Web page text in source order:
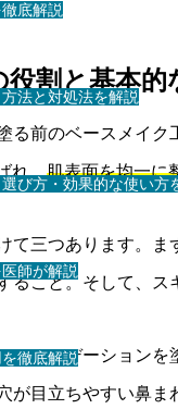
底解説
法と対処法を解説
び方・効果的な使い方
師が解説
徹底解説
割と基本的
る前のベースメイ
れ、肌表面を均一に
て三つあります。
こと。そして、
ファンデーション
目立ちやすい鼻